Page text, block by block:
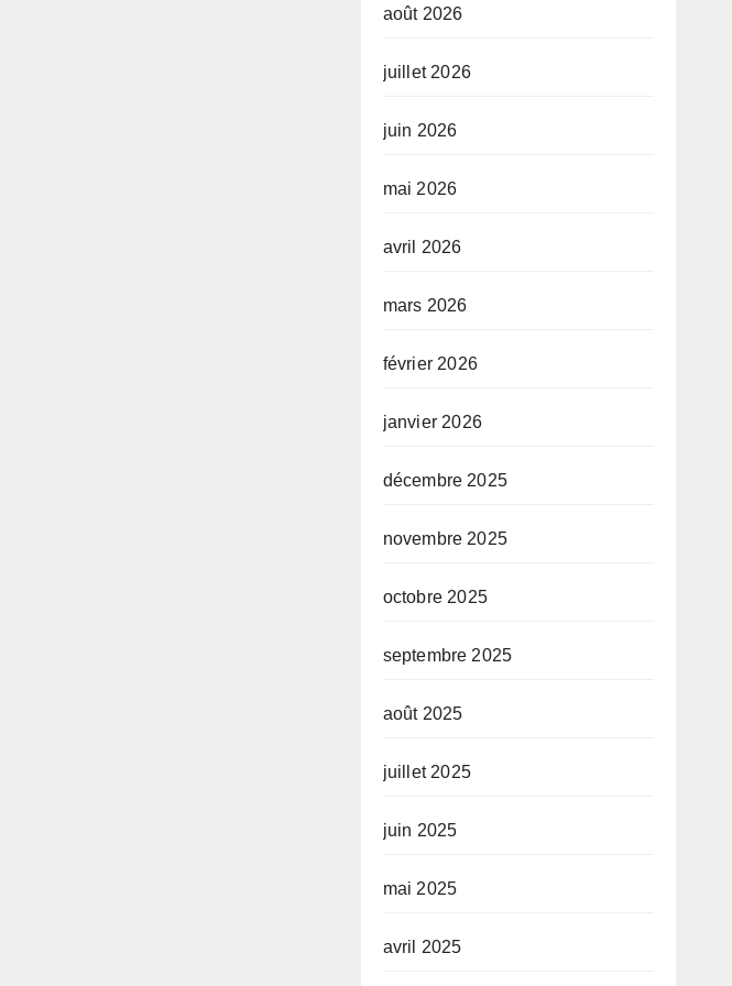
août 2026
juillet 2026
juin 2026
mai 2026
avril 2026
mars 2026
février 2026
janvier 2026
décembre 2025
novembre 2025
octobre 2025
septembre 2025
août 2025
juillet 2025
juin 2025
mai 2025
avril 2025